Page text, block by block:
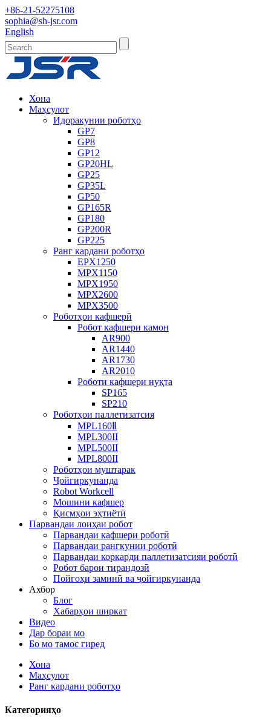
+86-21-52275108
sophia@sh-jsr.com
English
Хона
Маҳсулот
Идоракунии роботҳо
GP7
GP8
GP12
GP20HL
GP25
GP35L
GP50
GP165R
GP180
GP200R
GP225
Ранг кардани роботҳо
EPX1250
MPX1150
MPX1950
MPX2600
MPX3500
Роботҳои кафшерӣ
Робот кафшери камон
AR900
AR1440
AR1730
AR2010
Роботи кафшери нуқта
SP165
SP210
Роботҳои паллетизатсия
MPL160Ⅱ
MPL300II
MPL500II
MPL800II
Роботҳои муштарак
Ҷойгиркунанда
Robot Workcell
Мошини кафшер
Қисмҳои эҳтиётӣ
Парвандаи лоиҳаи робот
Парвандаи кафшери роботӣ
Парвандаи рангкунии роботӣ
Парвандаи коркарди паллетизатсияи роботӣ
Робот барои тирандозӣ
Пойгоҳи заминӣ ва ҷойгиркунанда
Ахбор
Блог
Хабарҳои ширкат
Видео
Дар бораи мо
Бо мо тамос гиред
Хона
Маҳсулот
Ранг кардани роботҳо
Категорияҳо